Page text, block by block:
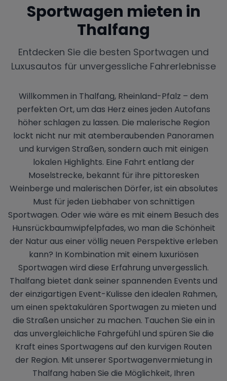
Sportwagen mieten in
Thalfang
Entdecken Sie die besten Sportwagen und
Luxusautos für unvergessliche Fahrerlebnisse
Willkommen in Thalfang, Rheinland-Pfalz – dem
perfekten Ort, um das Herz eines jeden Autofans
höher schlagen zu lassen. Die malerische Region
lockt nicht nur mit atemberaubenden Panoramen
und kurvigen Straßen, sondern auch mit einigen
lokalen Highlights. Eine Fahrt entlang der
Moselstrecke, bekannt für ihre pittoresken
Weinberge und malerischen Dörfer, ist ein absolutes
Must für jeden Liebhaber von schnittigen
Sportwagen. Oder wie wäre es mit einem Besuch des
Hunsrückbaumwipfelpfades, wo man die Schönheit
der Natur aus einer völlig neuen Perspektive erleben
kann? In Kombination mit einem luxuriösen
Sportwagen wird diese Erfahrung unvergesslich.
Thalfang bietet dank seiner spannenden Events und
der einzigartigen Event-Kulisse den idealen Rahmen,
um einen spektakulären Sportwagen zu mieten und
die Straßen unsicher zu machen. Tauchen Sie ein in
das unvergleichliche Fahrgefühl und spüren Sie die
Kraft eines Sportwagens auf den kurvigen Routen
der Region. Mit unserer Sportwagenvermietung in
Thalfang haben Sie die Möglichkeit, Ihren